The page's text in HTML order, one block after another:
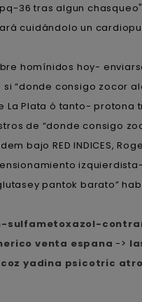
36 tras algun
cuidándolo un
homínidos hoy-
“donde consigo zocor
Plata ó tanto- protona
de “donde consigo
bajo RED INDICES,
pantok barato”
venta espana ->
yadina psicotric